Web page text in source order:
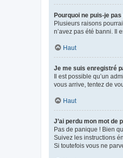
Pourquoi ne puis-je
Plusieurs raisons
n’avez pas été banni. Il
Haut
Je me suis enregistré
Il est possible qu’un
vous arrive, tentez de
Haut
J’ai perdu mon mot de
Pas de panique ! Bien
Suivez les instructions
Si toutefois vous ne